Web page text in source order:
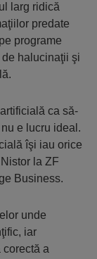
larg ridică
predate
programe
halucinaţii şi
ca să-
e lucru ideal.
îşi iau orice
la ZF
Business.
unde
iar
a